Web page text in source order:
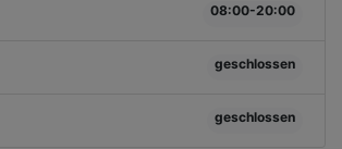
08:00-20:00
geschlossen
geschlossen